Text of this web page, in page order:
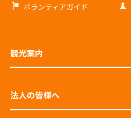
ボランティアガイド
観光案内
法人の皆様へ